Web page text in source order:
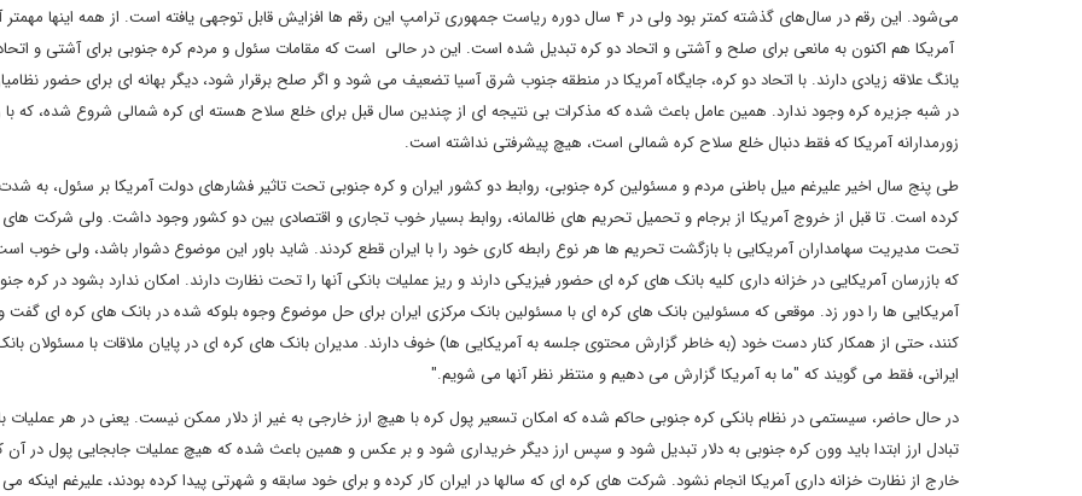
می‌شود. این رقم در سال‌های گذشته کمتر بود ولی در ۴ سال دوره ریاست جمهوری ترامپ این رقم ها افزایش قابل توجهی یافته است. از همه اینها
آمریکا هم اکنون به مانعی برای صلح و آشتی و اتحاد دو کره تبدیل شده است. این در حالی است که مقامات سئول و مردم کره جنوبی برای آشتی و
یانگ علاقه زیادی دارند. با اتحاد دو کره، جایگاه آمریکا در منطقه جنوب شرق آسیا تضعیف می شود و اگر صلح برقرار شود، دیگر بهانه ای برای حضور
در شبه جزیره کره وجود ندارد. همین عامل باعث شده که مذکرات بی نتیجه ای از چندین سال قبل برای خلع سلاح هسته ای کره شمالی شروع شده، که با
زورمدارانه آمریکا که فقط دنبال خلع سلاح کره شمالی است، هیچ پیشرفتی نداشته است.
طی پنج سال اخیر علیرغم میل باطنی مردم و مسئولین کره جنوبی، روابط دو کشور ایران و کره جنوبی تحت تاثیر فشارهای دولت آمریکا بر سئول، به
کرده است. تا قبل از خروج آمریکا از برجام و تحمیل تحریم های ظالمانه، روابط بسیار خوب تجاری و اقتصادی بین دو کشور وجود داشت. ولی شرکت های
تحت مدیریت سهامداران آمریکایی با بازگشت تحریم ها هر نوع رابطه کاری خود را با ایران قطع کردند. شاید باور این موضوع دشوار باشد، ولی خوب
که بازرسان آمریکایی در خزانه داری کلیه بانک های کره ای حضور فیزیکی دارند و ریز عملیات بانکی آنها را تحت نظارت دارند. امکان ندارد بشود در کره
آمریکایی ها را دور زد. موقعی که مسئولین بانک های کره ای با مسئولین بانک مرکزی ایران برای حل موضوع وجوه بلوکه شده در بانک های کره ای گفت
کنند، حتی از همکار کنار دست خود (به خاطر گزارش محتوی جلسه به آمریکایی ها) خوف دارند. مدیران بانک های کره ای در پایان ملاقات با مسئولان
ایرانی، فقط می گویند که "ما به آمریکا گزارش می دهیم و منتظر نظر آنها می شویم."
در حال حاضر، سیستمی در نظام بانکی کره جنوبی حاکم شده که امکان تسعیر پول کره با هیچ ارز خارجی به غیر از دلار ممکن نیست. یعنی در هر عملیات
تبادل ارز ابتدا باید وون کره جنوبی به دلار تبدیل شود و سپس ارز دیگر خریداری شود و بر عکس و همین باعث شده که هیچ عملیات جابجایی پول در آن
خارج از نظارت خزانه داری آمریکا انجام نشود. شرکت های کره ای که سالها در ایران کار کرده و برای خود سابقه و شهرتی پیدا کرده بودند، علیرغم اینکه می